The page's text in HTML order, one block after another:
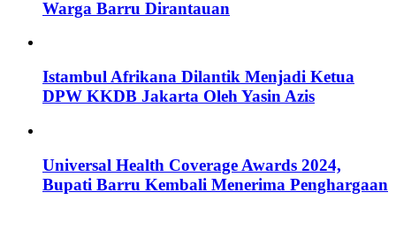
Warga Barru Dirantauan
Istambul Afrikana Dilantik Menjadi Ketua
DPW KKDB Jakarta Oleh Yasin Azis
Universal Health Coverage Awards 2024,
Bupati Barru Kembali Menerima Penghargaan